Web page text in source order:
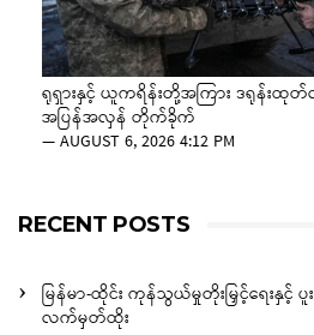
ရုရှားနှင့် ယူကရိန်းတို့အကြား ဒရုန်းထုတ်
အပြန်အလှန် တိုက်ခိုက်
—AUGUST 6, 2026 4:12 PM
RECENT POSTS
မြန်မာ-ထိုင်း ကုန်သွယ်မှုတိုးမြှင့်ရေးနှင့် ပူး
လက်မှတ်ထိုး